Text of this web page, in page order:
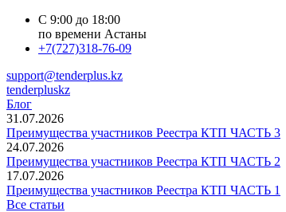
С 9:00 до 18:00
по времени Астаны
+7(727)318-76-09
support@tenderplus.kz
tenderpluskz
Блог
31.07.2026
Преимущества участников Реестра КТП ЧАСТЬ 3
24.07.2026
Преимущества участников Реестра КТП ЧАСТЬ 2
17.07.2026
Преимущества участников Реестра КТП ЧАСТЬ 1
Все статьи